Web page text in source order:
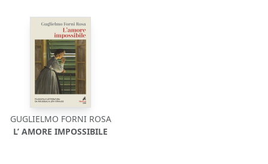
GUGLIELMO FORNI ROSA
L’ AMORE IMPOSSIBILE